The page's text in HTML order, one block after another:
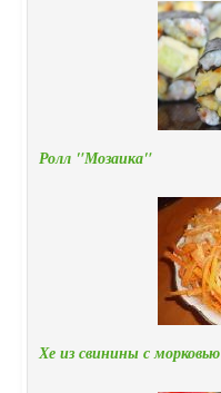
Ролл "Мозаика"
Хе из свинины с морковью